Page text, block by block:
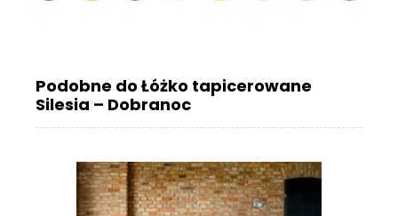
Podobne do Łóżko tapicerowane
Silesia – Dobranoc